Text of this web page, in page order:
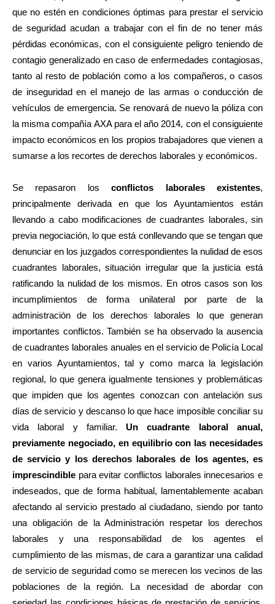
que no estén en condiciones óptimas para prestar el servicio
de seguridad acudan a trabajar con el fin de no tener más
pérdidas económicas, con el consiguiente peligro teniendo de
contagio generalizado en caso de enfermedades contagiosas,
tanto al resto de población como a los compañeros, o casos
de inseguridad en el manejo de las armas o conducción de
vehículos de emergencia. Se renovará de nuevo la póliza con
la misma compañía AXA para el año 2014, con el consiguiente
impacto económicos en los propios trabajadores que vienen a
sumarse a los recortes de derechos laborales y económicos.
Se repasaron losconflictos laborales existentes,
principalmente derivada en que los Ayuntamientos están
llevando a cabo modificaciones de cuadrantes laborales, sin
previa negociación, lo que está conllevando que se tengan que
denunciar en los juzgados correspondientes la nulidad de esos
cuadrantes laborales, situación irregular que la justicia está
ratificando la nulidad de los mismos. En otros casos son los
incumplimientos de forma unilateral por parte de la
administración de los derechos laborales lo que generan
importantes conflictos. También se ha observado la ausencia
de cuadrantes laborales anuales en el servicio de Policía Local
en varios Ayuntamientos, tal y como marca la legislación
regional, lo que genera igualmente tensiones y problemáticas
que impiden que los agentes conozcan con antelación sus
días de servicio y descanso lo que hace imposible conciliar su
vida laboral y familiar.Un cuadrante laboral anual,
previamente negociado, en equilibrio con las necesidades
de servicio y los derechos laborales de los agentes, es
imprescindible para evitar conflictos laborales innecesarios e
indeseados, que de forma habitual, lamentablemente acaban
afectando al servicio prestado al ciudadano, siendo por tanto
una obligación de la Administración respetar los derechos
laborales y una responsabilidad de los agentes el
cumplimiento de las mismas, de cara a garantizar una calidad
de servicio de seguridad como se merecen los vecinos de las
poblaciones de la región. La necesidad de abordar con